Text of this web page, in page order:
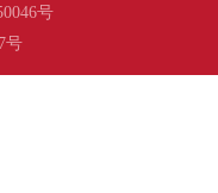
号
号